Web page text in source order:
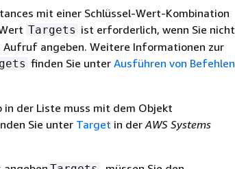
mit einer Schlüssel-Wert-Kombination
Targets ist erforderlich, wenn Sie nicht
Aufruf angeben. Weitere Informationen zur
finden Sie unter Ausführen von Befehlen
in der Liste muss mit dem Objekt
Sie unter Target in derAWS Systems